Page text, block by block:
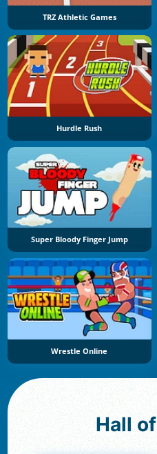
TRZ Athletic Games
Hurdle Rush
Super Bloody Finger Jump
Wrestle Online
Hall of